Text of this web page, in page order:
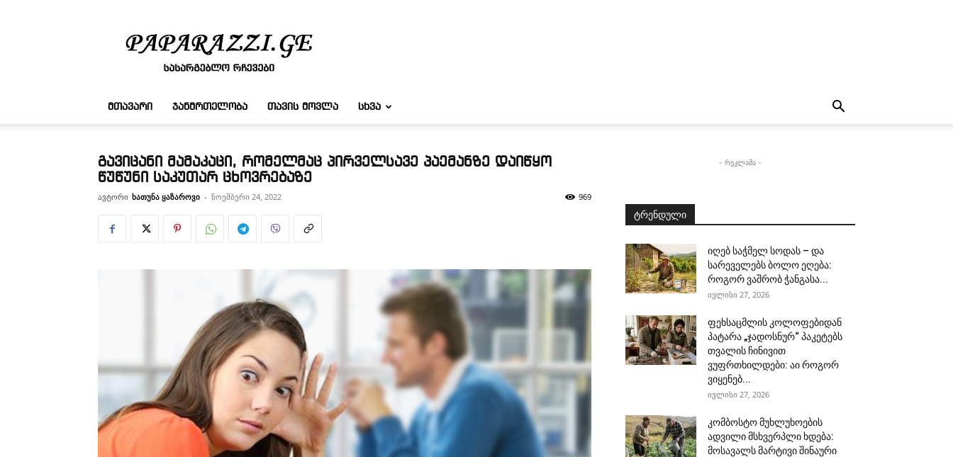
რჩევები
ᲛᲗᲐᲕᲐᲠᲘ ᲯᲐᲜᲛᲠᲗᲔᲚᲝᲑᲐ ᲗᲐᲕᲘᲡ ᲛᲝᲕᲚᲐ ᲡᲮᲕᲐ
გავიცანი მამაკაცი, რომელმაც პირველსავე პაემანზე დაიწყო
წუწუნი საკუთარ ცხოვრებაზე
ავტორი ხათუნა ყაზაროვი - ნოემბერი 24, 2022 969
- რეკლამა -
ტრენდული
იღებ საჭმელ სოდას – და
სარეველებს ბოლო ეღება:
როგორ ვაშრობ ჭანგასა...
ივლისი 27, 2026
ფეხსაცმლის კოლოფებიდან
პატარა „ჯადოსნურ“ პაკეტებს
თვალის ჩინივით
ვუფრთხილდები: აი როგორ
ვიყენებ...
ივლისი 27, 2026
კომბოსტო მუხლუხოების
ადვილი მსხვერპლი ხდება:
მოსავალს მარტივი შინაური